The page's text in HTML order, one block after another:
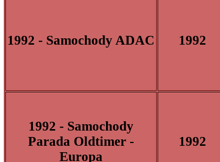
1992 - Samochody ADAC 1992
1992 - Samochody
Parada Oldtimer -
Europa
1992